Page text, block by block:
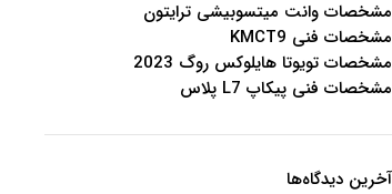
مشخصات وانت میتسوبیشی ترایتون
مشخصات فنی KMCT9
مشخصات تویوتا هایلوکس روگ 2023
مشخصات فنی پیکاپ L7 پلاس
آخرین دیدگاه‌ها